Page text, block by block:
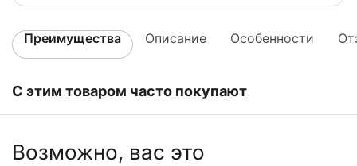
Преимущества Описание Особенности
С этим товаром часто покупают
Возможно, вас это